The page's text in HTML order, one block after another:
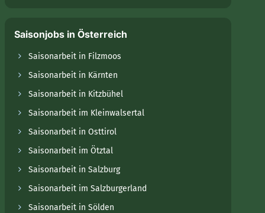
Saisonjobs in Österreich
Saisonarbeit in Filzmoos
Saisonarbeit in Kärnten
Saisonarbeit in Kitzbühel
Saisonarbeit im Kleinwalsertal
Saisonarbeit in Osttirol
Saisonarbeit im Ötztal
Saisonarbeit in Salzburg
Saisonarbeit im Salzburgerland
Saisonarbeit in Sölden